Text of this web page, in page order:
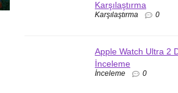
Karşılaştırma
Karşılaştırma 0
Apple Watch Ultra 2
İnceleme
İnceleme 0